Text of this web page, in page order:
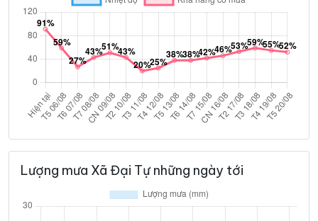
Lượng mưa Xã Đại Tự những ngày tới